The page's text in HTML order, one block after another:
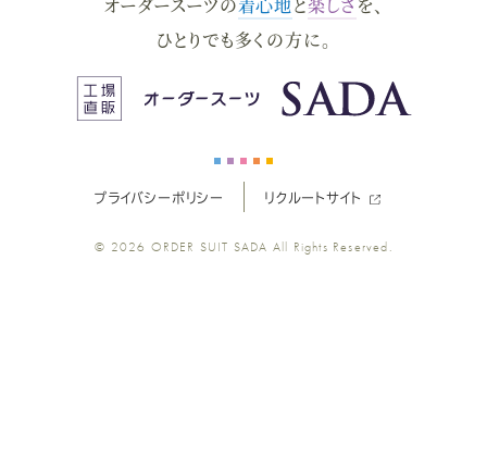
ー
ス
ツ
ー
ス
ー
ー
ス
ー
ツ
ー
ス
ツ
ス
ツ
ひとりでも多くの方に。
プライバシーポリシー リクルートサイト
© 2026 ORDER SUIT SADA All Rights Reserved.